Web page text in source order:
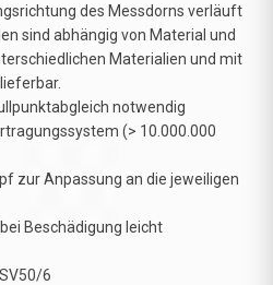
des Messdorns verläuft
sind abhängig von Material und
Materialien und mit
notwendig
(> 10.000.000
zur Anpassung an die jeweiligen
Beschädigung leicht
6